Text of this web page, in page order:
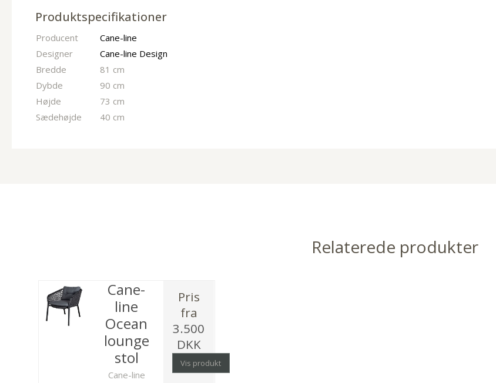
Produktspecifikationer
Producent
Cane-line
Designer
Cane-line Design
Bredde
81 cm
Dybde
90 cm
Højde
73 cm
Sædehøjde
40 cm
Relaterede produkter
Cane-
line
Ocean
lounge
stol
Cane-line
Pris
fra
3.500
DKK
Vis produkt